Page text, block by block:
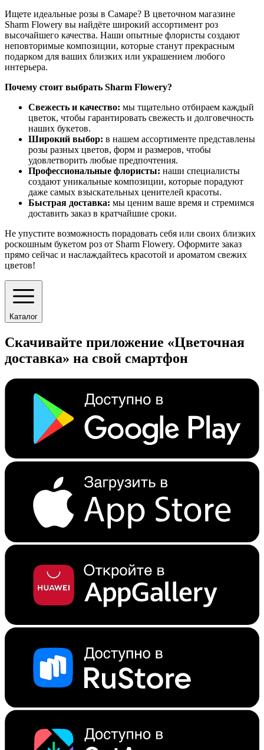
Ищете идеальные розы в Самаре? В цветочном магазине
Sharm Flowery вы найдёте широкий ассортимент роз
высочайшего качества. Наши опытные флористы создают
неповторимые композиции, которые станут прекрасным
подарком для ваших близких или украшением любого
интерьера.
Почему стоит выбрать Sharm Flowery?
Свежесть и качество: мы тщательно отбираем каждый
цветок, чтобы гарантировать свежесть и долговечность
наших букетов.
Широкий выбор: в нашем ассортименте представлены
розы разных цветов, форм и размеров, чтобы
удовлетворить любые предпочтения.
Профессиональные флористы: наши специалисты
создают уникальные композиции, которые порадуют
даже самых взыскательных ценителей красоты.
Быстрая доставка: мы ценим ваше время и стремимся
доставить заказ в кратчайшие сроки.
Не упустите возможность порадовать себя или своих близких
роскошным букетом роз от Sharm Flowery. Оформите заказ
прямо сейчас и наслаждайтесь красотой и ароматом свежих
цветов!
Каталог
Скачивайте приложение «Цветочная
доставка» на свой смартфон